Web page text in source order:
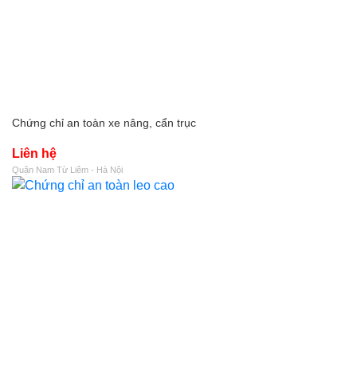
Chứng chỉ an toàn xe nâng, cẩn trục
Liên hệ
Quận Nam Từ Liêm - Hà Nội